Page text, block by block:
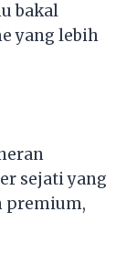
bakal
yang lebih
sejati yang
premium,